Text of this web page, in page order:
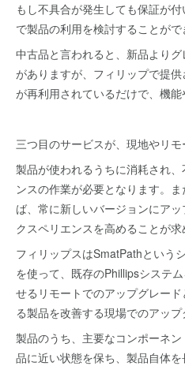
もし不具合が発生しても保証が
で製品の利用を検討することがで
中古品と言われると、新品より
がありますが、フィリップで提
が再利用されているだけで、機能
三つ目のサービスが、現地やリモ
製品が使われるうちに消耗され
ンスの作業が必要となります。
ば、常に新しいバージョンにア
クスペリエンスを高めることが求
フィリップスはSmatPathという
を使って、既存のPhillipsシステ
せるリモートでのアップグレー
る製品を改善する現場でのアップ
製品のうち、主要なコンポーネ
品に近い状態を保ち、製品自体